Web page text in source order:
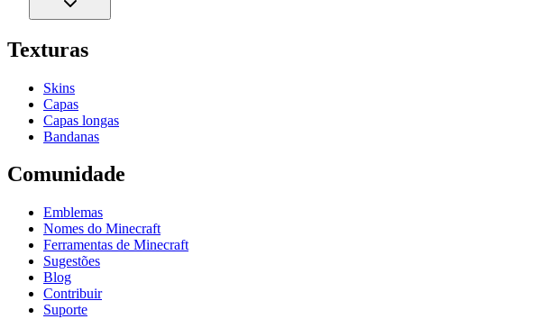
Texturas
Skins
Capas
Capas longas
Bandanas
Comunidade
Emblemas
Nomes do Minecraft
Ferramentas de Minecraft
Sugestões
Blog
Contribuir
Suporte